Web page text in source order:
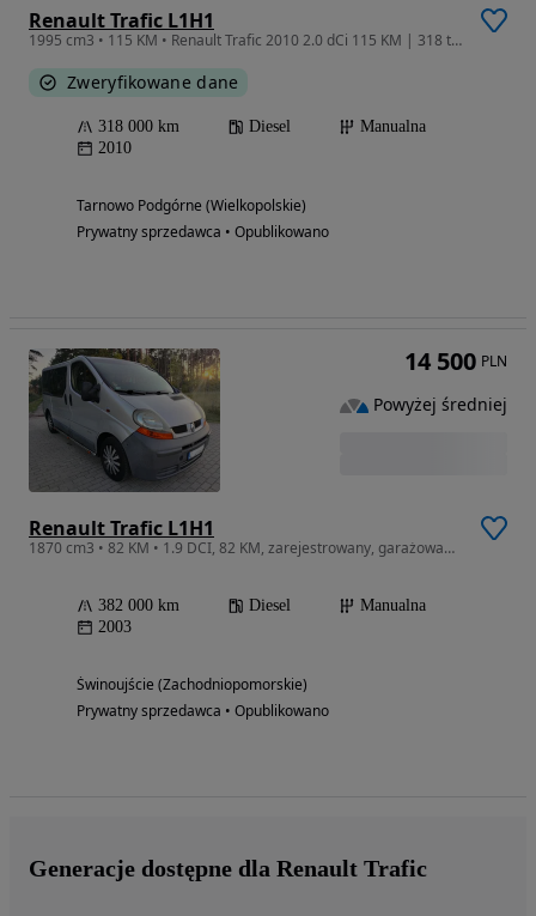
Renault Trafic L1H1
1995 cm3 • 115 KM • Renault Trafic 2010 2.0 dCi 115 KM | 318 tys. km | Bardzo dobry stan
Zweryfikowane dane
318 000 km Diesel
Manualna
2010
Tarnowo Podgórne (Wielkopolskie)
Prywatny sprzedawca • Opublikowano
Renault Trafic L1H1
1870 cm3 • 82 KM • 1.9 DCI, 82 KM, zarejestrowany, garażowany, bardzo ładny.
382 000 km Diesel
Manualna
2003
Świnoujście (Zachodniopomorskie)
Prywatny sprzedawca • Opublikowano
14 500 PLN
Powyżej średniej
Generacje dostępne dla Renault Trafic